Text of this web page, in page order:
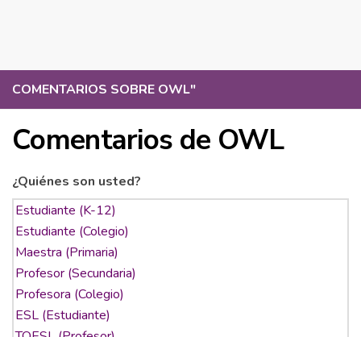
COMENTARIOS SOBRE OWL"
Comentarios de OWL
¿Quiénes son usted?